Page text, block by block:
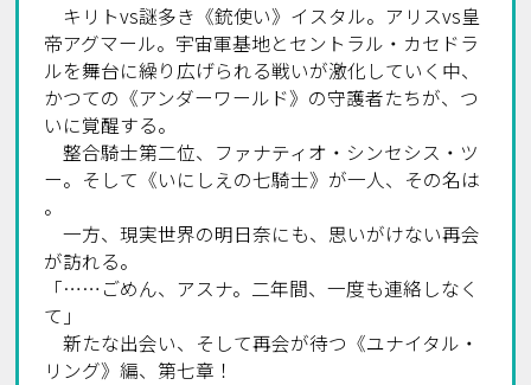
キリトvs謎多き《銃使い》イスタル。アリスvs皇
帝アグマール。宇宙軍基地とセントラル・カセドラ
ルを舞台に繰り広げられる戦いが激化していく中、
かつての《アンダーワールド》の守護者たちが、つ
いに覚醒する。
整合騎士第二位、ファナティオ・シンセシス・ツ
ー。そして《いにしえの七騎士》が一人、その名は
――。
一方、現実世界の明日奈にも、思いがけない再会
が訪れる。
「……ごめん、アスナ。二年間、一度も連絡しなく
て」
新たな出会い、そして再会が待つ《ユナイタル・
リング》編、第七章！